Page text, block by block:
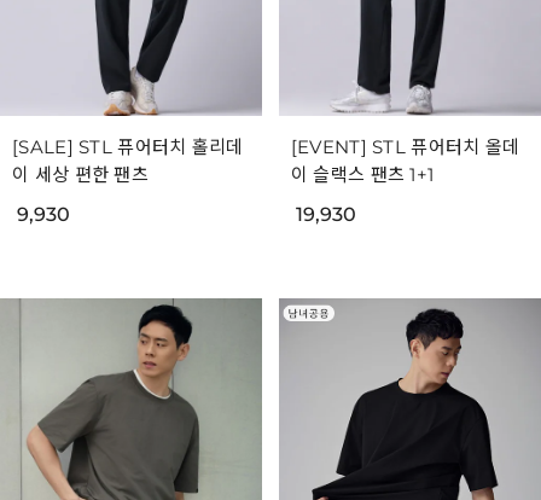
[SALE] STL 퓨어터치 홀리데
이 세상 편한 팬츠
9,930
[EVENT] STL 퓨어터치 올데
이 슬랙스 팬츠 1+1
19,930